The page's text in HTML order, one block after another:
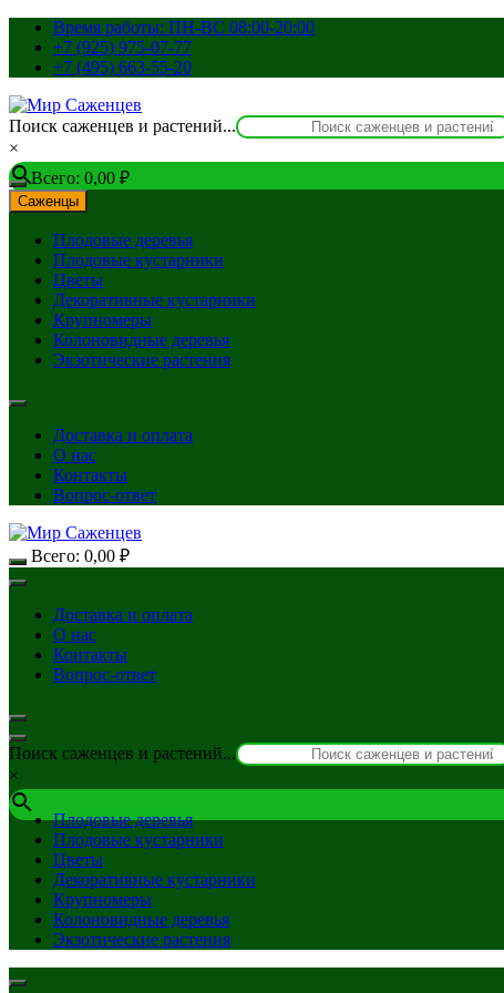
Перейти
содержимому
Время работы: ПН-ВС 08:00-20:00
+7 (925) 975-07-77
+7 (495) 663-55-20
Поиск саженцев и растений...
×
Всего: 0,00 ₽
Саженцы
Плодовые деревья
Плодовые кустарники
Цветы
Декоративные кустарники
Крупномеры
Колоновидные деревья
Экзотические растения
Доставка и оплата
О нас
Контакты
Вопрос-ответ
Всего: 0,00 ₽
Доставка и оплата
О нас
Контакты
Вопрос-ответ
Поиск саженцев и растений...
×
Плодовые деревья
Плодовые кустарники
Цветы
Декоративные кустарники
Крупномеры
Колоновидные деревья
Экзотические растения